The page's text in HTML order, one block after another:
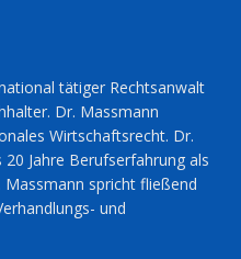
tätiger Rechtsanwalt
Dr. Massmann
Wirtschaftsrecht. Dr.
Jahre Berufserfahrung als
spricht fließend
und